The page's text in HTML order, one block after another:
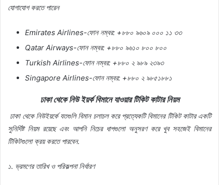
যোগাযোগ করতে পারেন
Emirates Airlines-ফোন নম্বর: +৮৮০ ৯৬০৯ ০০০ ১১ ৩৩
Qatar Airways-ফোন নম্বর: +৮৮০ ৯৬১০ ৮০০ ৮০০
Turkish Airlines-ফোন নম্বর: +৮৮০ ২ ৯৮৯ ২৩৯৩
Singapore Airlines-ফোন নম্বর: +৮৮০ ২ ৯৮৫১৮৮১
ঢাকাথেকে নিউইয়র্কবিমানে যাওয়ার টিকিট কাটার নিয়ম
ঢাকা থেকে নিউইয়র্কে যতগুলি বিমান চলাচল করে প্রত্যেকটি বিমানের টিকিট কাটার একটি
সুনির্দিষ্ট নিয়ম রয়েছে এবং আপনি নিচের ধাপগুলো অনুসরণ করে খুব সহজেই বিমানের
টিকিটগুলো ক্রয় করতে পারবেন.
১. ভ্রমণের তারিখ ও পরিকল্পনা নির্ধারণ